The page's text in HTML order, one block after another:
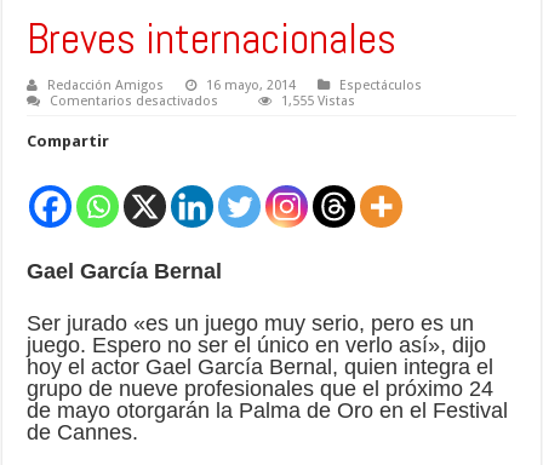
Breves internacionales
Redacción Amigos 16 mayo, 2014
Espectáculos
Comentarios desactivados
1,555 Vistas
Compartir
Gael García Bernal
Ser jurado «es un juego muy serio, pero es un
juego. Espero no ser el único en verlo así», dijo
hoy el actor Gael García Bernal, quien integra el
grupo de nueve profesionales que el próximo 24
de mayo otorgarán la Palma de Oro en el Festival
de Cannes.